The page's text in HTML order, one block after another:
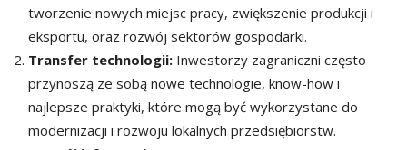
tworzenie nowych miejsc pracy, zwiększenie produkcji i
eksportu, oraz rozwój sektorów gospodarki.
Transfer technologii: Inwestorzy zagraniczni często
przynoszą ze sobą nowe technologie, know-how i
najlepsze praktyki, które mogą być wykorzystane do
modernizacji i rozwoju lokalnych przedsiębiorstw.